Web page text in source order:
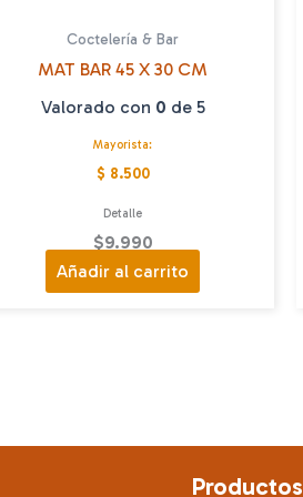
Coctelería & Bar
MAT BAR 45 X 30 CM
Valorado con 0 de 5
Mayorista:
$ 8.500
Detalle
$9.990
Añadir al carrito
Productos